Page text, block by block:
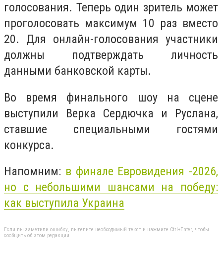
голосования. Теперь один зритель может
проголосовать максимум 10 раз вместо
20. Для онлайн-голосования участники
должны подтверждать личность
данными банковской карты.
Во время финального шоу на сцене
выступили Верка Сердючка и Руслана,
ставшие специальными гостями
конкурса.
Напомним: в финале Евровидения -2026,
но с небольшими шансами на победу:
как выступила Украина
Если вы заметили ошибку, выделите необходимый текст и нажмите Ctrl+Enter, чтобы
сообщить об этом редакции